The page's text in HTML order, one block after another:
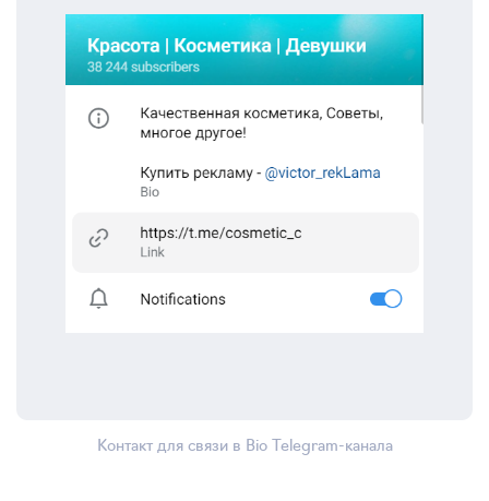
Контакт для связи в Bio Telegram-канала